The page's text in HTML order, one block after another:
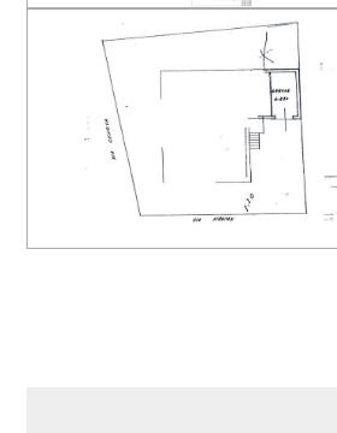
Arredato
Nuova costruzione
Lusso